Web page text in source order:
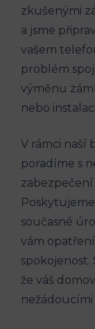
zkušenými
a jsme
vašem
problém
výměnu
nebo
V rámci naší
poradíme s
současné
vám
že váš